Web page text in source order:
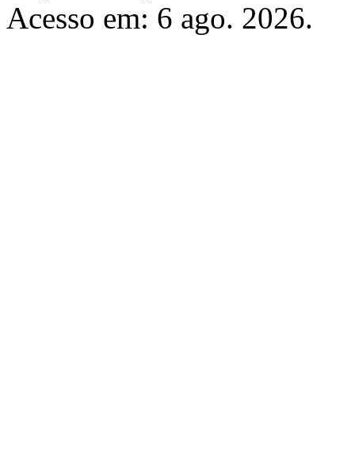
Acesso em: 6 ago. 2026.